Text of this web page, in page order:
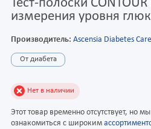
Тест-полоски
измерения уровня
Производитель: Ascensia Diabetes Care
От диабета
Нет в наличии
Этот товар временно отсутствует, но
ознакомиться с широким